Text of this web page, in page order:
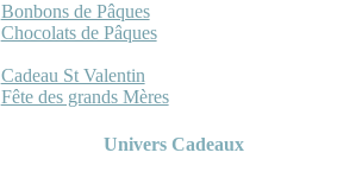
Bonbons de Pâques
Chocolats de Pâques
Cadeau St Valentin
Fête des grands Mères
Univers Cadeaux